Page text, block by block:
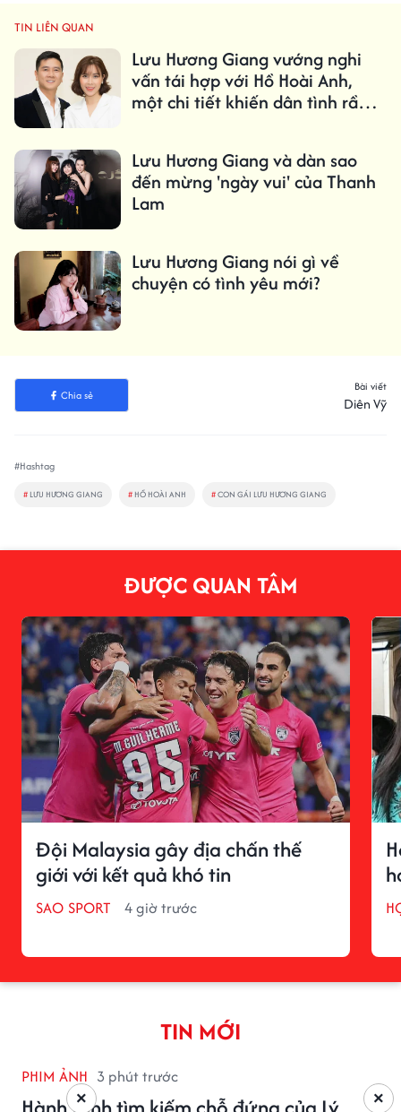
TIN LIÊN QUAN
Lưu Hương Giang vướng nghi
vấn tái hợp với Hồ Hoài Anh,
một chi tiết khiến dân tình rần
Lưu Hương Giang và dàn sao
đến mừng 'ngày vui' của Thanh
Lam
Lưu Hương Giang nói gì về
chuyện có tình yêu mới?
Chia sẻ
Bài viết
Diên Vỹ
#Hashtag
# LƯU HƯƠNG GIANG # HỒ HOÀI ANH #CON GÁI LƯU HƯƠNG GIANG
ĐƯỢC QUAN TÂM
Đội Malaysia gây địa chấn thế
giới với kết quả khó tin
SAO SPORT 4 giờ trước
TIN MỚI
PHIM ẢNH 3 phút trước
×
×